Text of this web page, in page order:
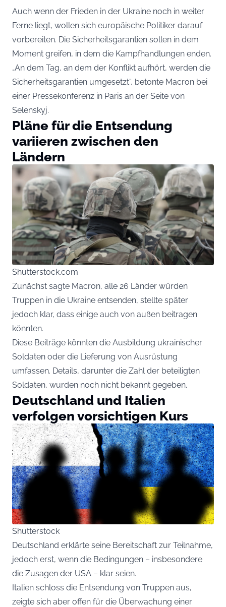
Auch wenn der Frieden in der Ukraine noch in weiter
Ferne liegt, wollen sich europäische Politiker darauf
vorbereiten. Die Sicherheitsgarantien sollen in dem
Moment greifen, in dem die Kampfhandlungen enden.
„An dem Tag, an dem der Konflikt aufhört, werden die
Sicherheitsgarantien umgesetzt“, betonte Macron bei
einer Pressekonferenz in Paris an der Seite von
Selenskyj.
Pläne für die Entsendung
variieren zwischen den
Ländern
Shutterstock.com
Zunächst sagte Macron, alle 26 Länder würden
Truppen in die Ukraine entsenden, stellte später
jedoch klar, dass einige auch von außen beitragen
könnten.
Diese Beiträge könnten die Ausbildung ukrainischer
Soldaten oder die Lieferung von Ausrüstung
umfassen. Details, darunter die Zahl der beteiligten
Soldaten, wurden noch nicht bekannt gegeben.
Deutschland und Italien
verfolgen vorsichtigen Kurs
Shutterstock
Deutschland erklärte seine Bereitschaft zur Teilnahme,
jedoch erst, wenn die Bedingungen – insbesondere
die Zusagen der USA – klar seien.
Italien schloss die Entsendung von Truppen aus,
zeigte sich aber offen für die Überwachung einer